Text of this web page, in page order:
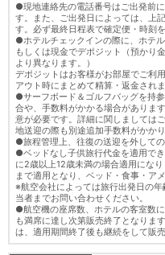
●現地連絡先の電話番号はご出発前
す。また、ご出発日によっては、上
す。必ず最終日程表で確定便・時刻
●ホテルチェックインの際に、ホテ
もしくは現金でデポジット（預かり
より異なります。）
デポジットはお客様がお部屋でご利
アウト時にまとめて精算・返金されま
●サーフボード＆ゴルフバッグを持
合や、手数料がかかる場合がありま
意が必要です。詳細に関しましては
地送迎の際も別途追加手数料がかかり
●旅程管理上、往復の送迎を外しての
●ベッドなし子供旅行代金を適用で
に2歳以上12歳未満の場合適用にな
まで適用となり、ベッド・食事・ア
※航空会社によっては旅行出発日の
当者までお問い合わせください。
●航空機の座席数、ホテルの客室数
も満席に達し次第販売終了となりま
は、適用期間終了後も継続をして販